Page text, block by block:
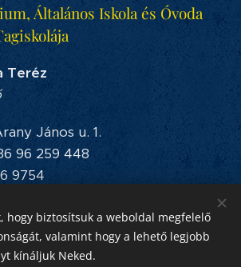
Általános Iskola és Óvoda
Teréz
János u. 1.
96 259 448
9754
hogy biztosítsuk a weboldal megfelelő
valamint hogy a lehető legjobb
kínáljuk Neked.